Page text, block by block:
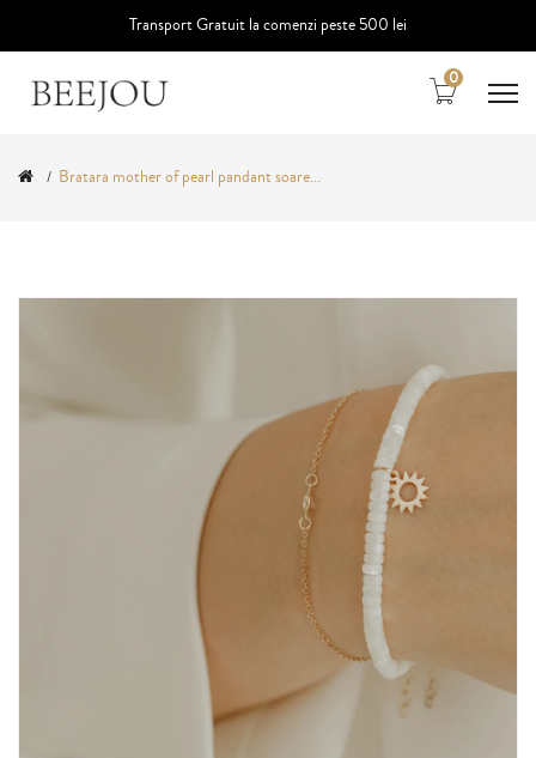
Transport Gratuit la comenzi peste 500 lei
0
Bratara mother of pearl pandant soare...